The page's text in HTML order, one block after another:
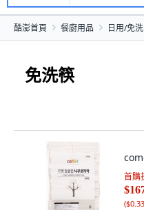
酷澎首頁 餐廚用品 日用/免洗
免洗筷
首購
(